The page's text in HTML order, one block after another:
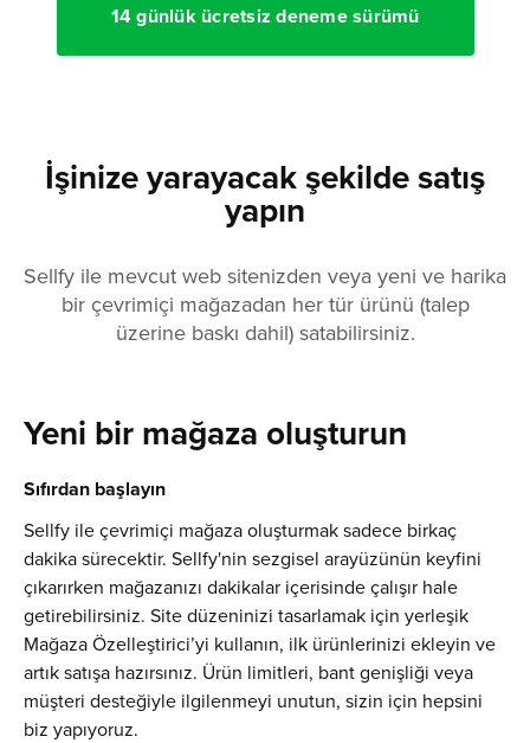
14 günlük ücretsiz deneme sürümü
İşinize yarayacak şekilde satış
yapın
Sellfy ile mevcut web sitenizden veya yeni ve harika
bir çevrimiçi mağazadan her tür ürünü (talep
üzerine baskı dahil) satabilirsiniz.
Yeni bir mağaza oluşturun
Sıfırdan başlayın
Sellfy ile çevrimiçi mağaza oluşturmak sadece birkaç
dakika sürecektir. ‍‍‍‍‍Sellfy'nin sezgisel arayüzünün keyfini
çıkarırken mağazanızı dakikalar içerisinde çalışır hale
getirebilirsiniz. Site düzeninizi tasarlamak için yerleşik
Mağaza Özelleştirici’yi kullanın, ilk ürünlerinizi ekleyin ve
artık satışa hazırsınız. Ürün limitleri, bant genişliği veya
müşteri desteğiyle ilgilenmeyi unutun, sizin için hepsini
biz yapıyoruz.